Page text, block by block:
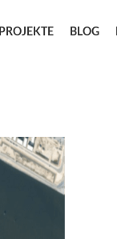
PROJEKTE BLOG